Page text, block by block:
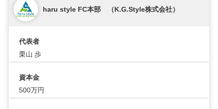
haru style FC本部 （K.G.Style株式会社）
代表者
栗山 歩
資本金
500万円